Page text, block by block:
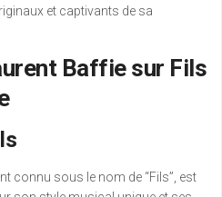
et captivants de sa
Baffie sur Fils
connu sous le nom de “Fils”, est